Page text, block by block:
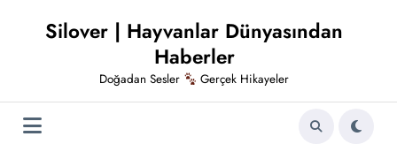
Silover | Hayvanlar Dünyasından
Haberler
Doğadan Sesler Gerçek Hikayeler